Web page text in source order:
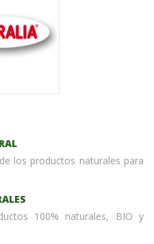
los productos naturales para
100% naturales, BIO y